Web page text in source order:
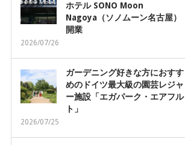
ホテル SONO Moon
Nagoya（ソノムーン名古屋）
開業
2026/07/26
ガーデニング好きな方におすす
めのドイツ最大級の園芸レジャ
ー施設「エガパーク・エアフル
ト」
2026/07/25